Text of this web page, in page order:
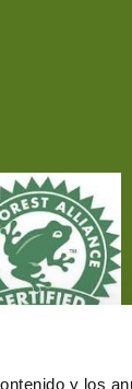
y los